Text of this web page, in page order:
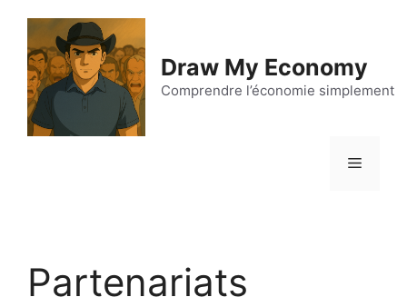
contenu
Draw My Economy
Comprendre l’économie simplement
Menu
Partenariats